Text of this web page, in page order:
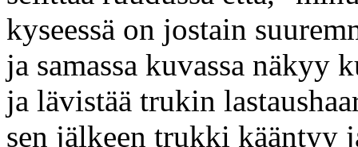
kyseessä on jostain
ja samassa kuvassa näkyy
ja lävistää trukin
sen jälkeen trukki kääntyy